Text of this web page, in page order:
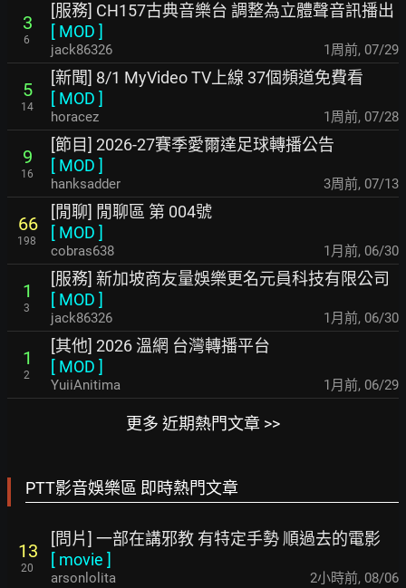
3
6
[服務] CH157古典音樂台 調整為立體聲音訊播出
[ MOD ]
jack86326 1周前, 07/29
5
14
[新聞] 8/1 MyVideo TV上線 37個頻道免費看
[ MOD ]
horacez 1周前, 07/28
9
16
[節目] 2026-27賽季愛爾達足球轉播公告
[ MOD ]
hanksadder 3周前, 07/13
66
198
[閒聊] 閒聊區 第 004號
[ MOD ]
cobras638 1月前, 06/30
1
3
[服務] 新加坡商友量娛樂更名元員科技有限公司
[ MOD ]
jack86326 1月前, 06/30
1
2
[其他] 2026 溫網 台灣轉播平台
[ MOD ]
YuiiAnitima 1月前, 06/29
更多 近期熱門文章 >>
PTT影音娛樂區 即時熱門文章
13
20
[問片] 一部在講邪教 有特定手勢 順過去的電影
[ movie ]
arsonlolita 2小時前, 08/06